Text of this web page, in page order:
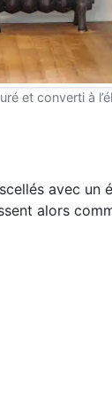
et converti à
avec un
alors